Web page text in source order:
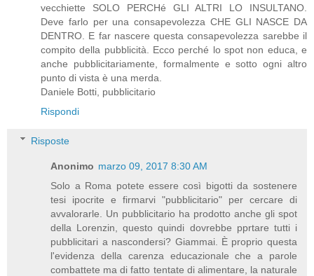
vecchiette SOLO PERCHé GLI ALTRI LO INSULTANO.
Deve farlo per una consapevolezza CHE GLI NASCE DA
DENTRO. E far nascere questa consapevolezza sarebbe il
compito della pubblicità. Ecco perché lo spot non educa, e
anche pubblicitariamente, formalmente e sotto ogni altro
punto di vista è una merda.
Daniele Botti, pubblicitario
Rispondi
Risposte
Anonimo marzo 09, 2017 8:30 AM
Solo a Roma potete essere così bigotti da sostenere
tesi ipocrite e firmarvi "pubblicitario" per cercare di
avvalorarle. Un pubblicitario ha prodotto anche gli spot
della Lorenzin, questo quindi dovrebbe pprtare tutti i
pubblicitari a nascondersi? Giammai. È proprio questa
l'evidenza della carenza educazionale che a parole
combattete ma di fatto tentate di alimentare, la naturale